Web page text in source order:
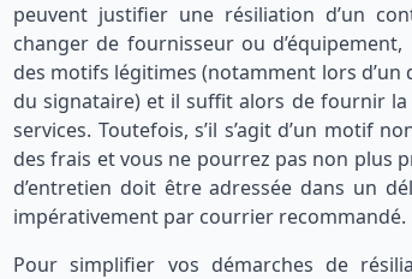
peuvent justifier une résiliation d’un
changer de fournisseur ou
des motifs légitimes (notamment lors d’un
du signataire) et il suffit alors de fournir
services. Toutefois, s’il s’agit d’un motif
des frais et vous ne pourrez pas non plus
d’entretien doit être adressée dans un
impérativement par courrier recommandé.
Pour simplifier vos démarches de